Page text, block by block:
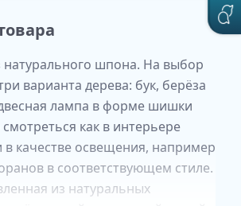
натурального шпона. На выбор
варианта дерева: бук, берёза
лампа в форме шишки
как в интерьере
в качестве освещения, например
в соответствующем стиле.
из натуральных